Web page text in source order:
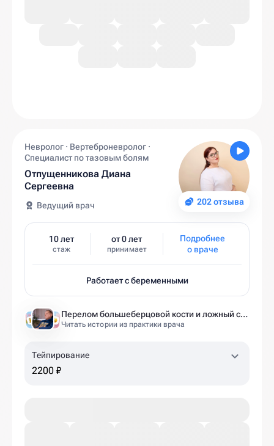
202 отзыва
Невролог · Вертеброневролог ·
Специалист по тазовым болям
Отпущенникова Диана
Сергеевна
Ведущий врач
10 лет
стаж
от 0 лет
принимает
Подробнее
о враче
Работает с беременными
Перелом большеберцовой кости и ложный сустав: моя история восстановления длиной в полтора года
Читать истории из практики врача
Тейпирование
2200 ₽